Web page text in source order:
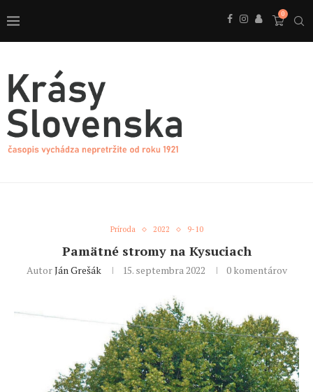
0
Príroda 2022 9-10
Pamätné stromy na Kysuciach
AutorJán Grešák 15. septembra 2022 0 komentárov